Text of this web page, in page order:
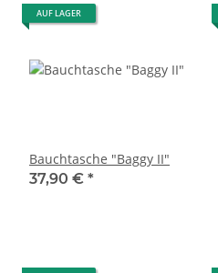
AUF LAGER
Bauchtasche "Baggy II"
37,90 € *